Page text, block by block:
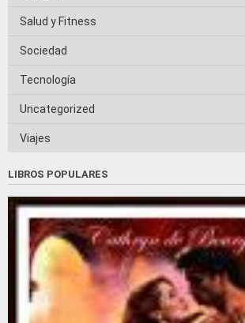
Salud y Fitness
Sociedad
Tecnología
Uncategorized
Viajes
LIBROS POPULARES